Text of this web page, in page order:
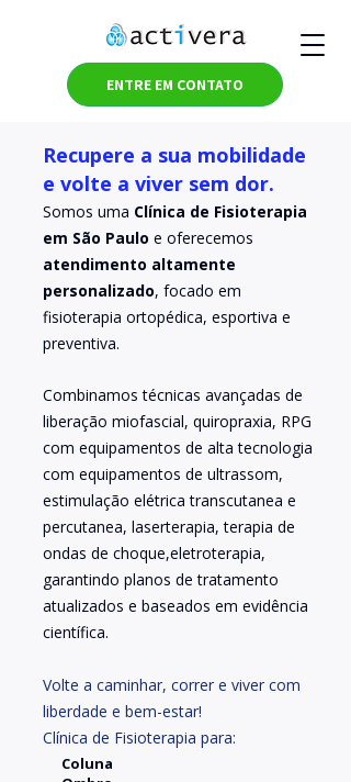
ENTRE EM CONTATO
Recupere a sua mobilidade
e volte a viver sem dor.
Somos uma Clínica de Fisioterapia
em São Paulo e oferecemos
atendimento altamente
personalizado, focado em
fisioterapia ortopédica, esportiva e
preventiva.
Combinamos técnicas avançadas de
liberação miofascial, quiropraxia, RPG
com equipamentos de alta tecnologia
com equipamentos de ultrassom,
estimulação elétrica transcutanea e
percutanea, laserterapia, terapia de
ondas de choque,eletroterapia,
garantindo planos de tratamento
atualizados e baseados em evidência
científica.
Volte a caminhar, correr e viver com
liberdade e bem-estar!
Clínica de Fisioterapia para:
Coluna